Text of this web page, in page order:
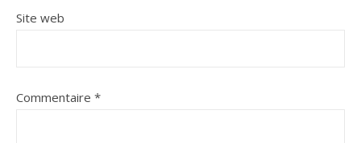
Site web
Commentaire *